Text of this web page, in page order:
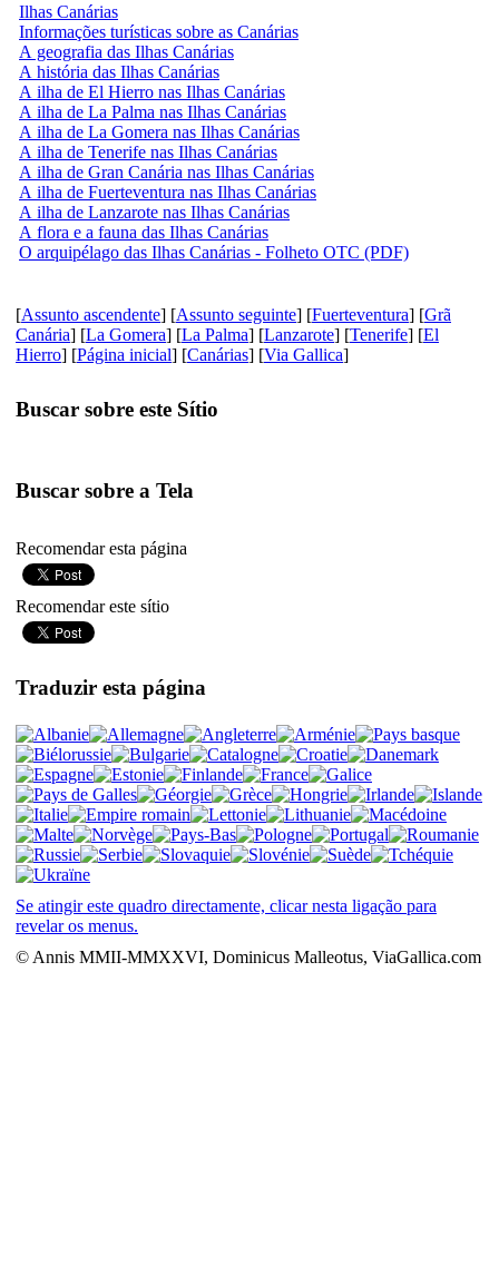
Ilhas Canárias
Informações turísticas sobre as Canárias
A geografia das Ilhas Canárias
A história das Ilhas Canárias
A ilha de El Hierro nas Ilhas Canárias
A ilha de La Palma nas Ilhas Canárias
A ilha de La Gomera nas Ilhas Canárias
A ilha de Tenerife nas Ilhas Canárias
A ilha de Gran Canária nas Ilhas Canárias
A ilha de Fuerteventura nas Ilhas Canárias
A ilha de Lanzarote nas Ilhas Canárias
A flora e a fauna das Ilhas Canárias
O arquipélago das Ilhas Canárias - Folheto OTC (PDF)
[Assunto ascendente] [Assunto seguinte] [Fuerteventura] [Grã
Canária] [La Gomera] [La Palma] [Lanzarote] [Tenerife] [El
Hierro] [Página inicial] [Canárias] [Via Gallica]
Buscar sobre este Sítio
Buscar sobre a Tela
Recomendar esta página
Recomendar este sítio
Traduzir esta página
Se atingir este quadro directamente, clicar nesta ligação para
revelar os menus.
© Annis MMII-MMXXVI, Dominicus Malleotus, ViaGallica.com